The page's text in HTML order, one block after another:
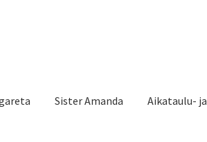
Sister Amanda Aikataulu-